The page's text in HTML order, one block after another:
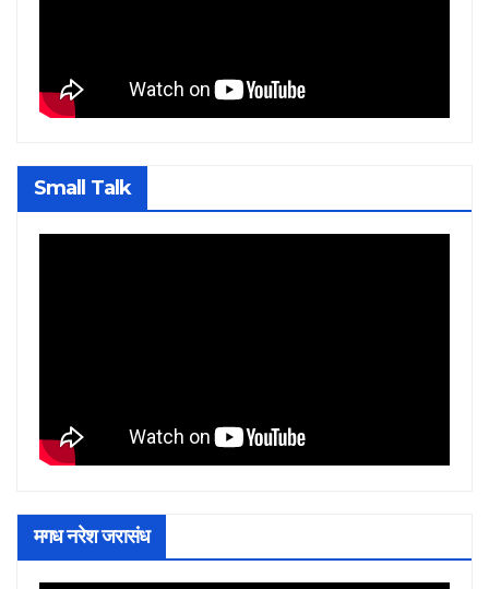
Small Talk
मगध नरेश जरासंध